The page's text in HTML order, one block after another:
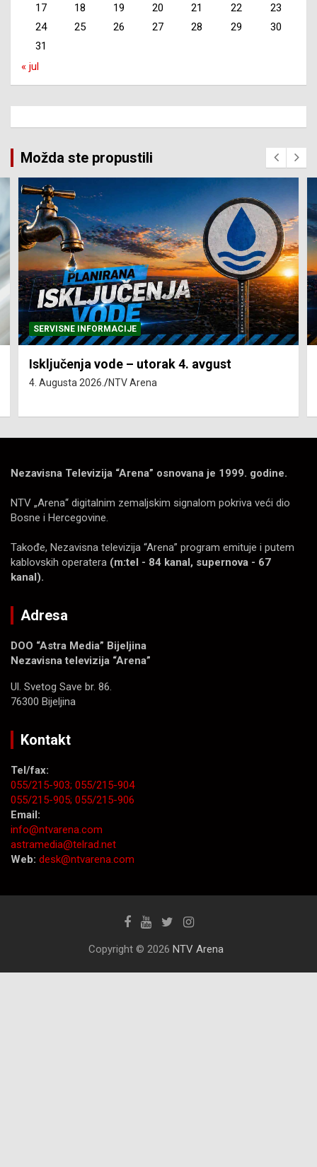
17
18 19 20 21 22
23
24
25 26 27 28 29
30
31
« jul
Možda ste propustili
SERVISNE INFORMACIJE
Isključenja vode – utorak 4. avgust
4. Augusta 2026. NTV Arena
Nezavisna Televizija “Arena” osnovana je 1999. godine.
NTV „Arena“ digitalnim zemaljskim signalom pokriva veći dio
Bosne i Hercegovine.
Takođe, Nezavisna televizija “Arena” program emituje i putem
kablovskih operatera (m:tel - 84 kanal, supernova - 67
kanal).
Adresa
DOO “Astra Media” Bijeljina
Nezavisna televizija “Arena”
Ul. Svetog Save br. 86.
76300 Bijeljina
Kontakt
Tel/fax:
055/215-903; 055/215-904
055/215-905; 055/215-906
Email:
info@ntvarena.com
astramedia@telrad.net
Web: desk@ntvarena.com
Copyright © 2026 NTV Arena